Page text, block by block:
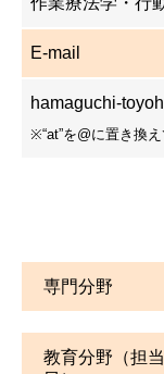
E-mail
hamaguchi-
※“at”を@に置き換え
専門分野
教育分野（担